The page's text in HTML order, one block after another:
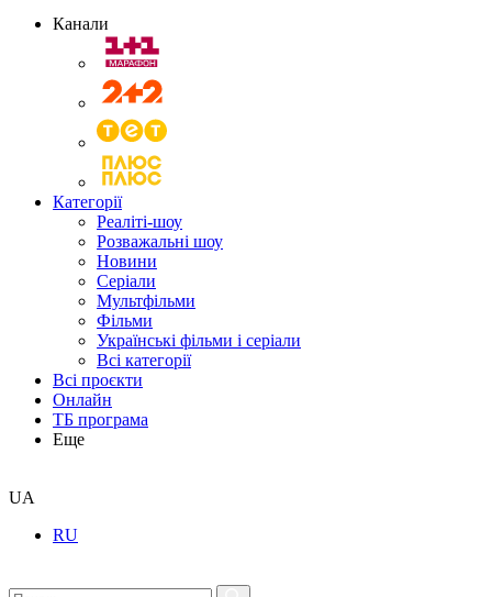
Канали
Категорії
Реаліті-шоу
Розважальні шоу
Новини
Серіали
Мультфільми
Фільми
Українські фільми і серіали
Всі категорії
Всі проєкти
Онлайн
ТБ програма
Еще
UA
RU